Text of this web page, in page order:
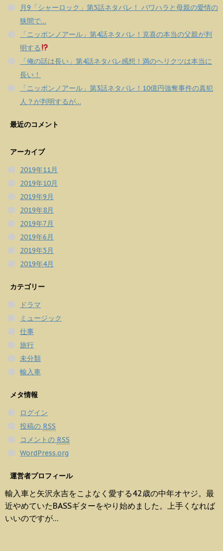
月9「シャーロック」第5話ネタバレ！ パワハラと母親の愛情の
狭間で…
「ニッポンノアール」第4話ネタバレ！克喜の本当の父親が判
明する
「俺の話は長い」第4話ネタバレ感想！満のヘリクツは本当に
長い！
「ニッポンノアール」第3話ネタバレ！10億円強奪事件の真犯
人？が判明するが…
最近のコメント
アーカイブ
2019年11月
2019年10月
2019年9月
2019年8月
2019年7月
2019年6月
2019年5月
2019年4月
カテゴリー
ドラマ
ミュージック
仕事
旅行
未分類
輸入車
メタ情報
ログイン
投稿の RSS
コメントの RSS
WordPress.org
運営者プロフィール
輸入車と矢沢永吉をこよなく愛する42歳の中年オヤジ。最
近やめていたBASSギターをやり始めました。上手くなれば
いいのですが…